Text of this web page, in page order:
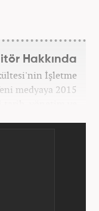
Hakkında
İşletme
medyaya 2015
tarih, yönetim ve
temiz bilgi